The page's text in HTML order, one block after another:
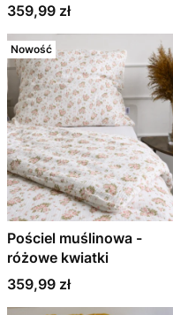
Cena
359,99 zł
Nowość
Pościel muślinowa -
różowe kwiatki
Cena
359,99 zł